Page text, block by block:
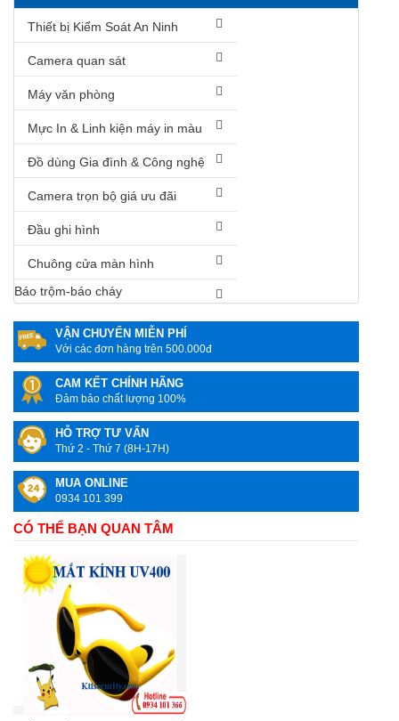
Thiết bị Kiểm Soát An Ninh
Camera quan sát
Máy văn phòng
Mực In & Linh kiện máy in màu
Đồ dùng Gia đình & Công nghệ
Camera trọn bộ giá ưu đãi
Đầu ghi hình
Chuông cửa màn hình
Báo trộm-báo cháy
VẬN CHUYỂN MIỄN PHÍ
Với các đơn hàng trên 500.000đ
CAM KẾT CHÍNH HÃNG
Đảm bảo chất lượng 100%
HỖ TRỢ TƯ VẤN
Thứ 2 - Thứ 7 (8H-17H)
MUA ONLINE
0934 101 399
CÓ THỂ BẠN QUAN TÂM